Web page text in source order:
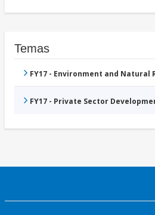
Temas
FY17 - Environment and Natural
FY17 - Private Sector